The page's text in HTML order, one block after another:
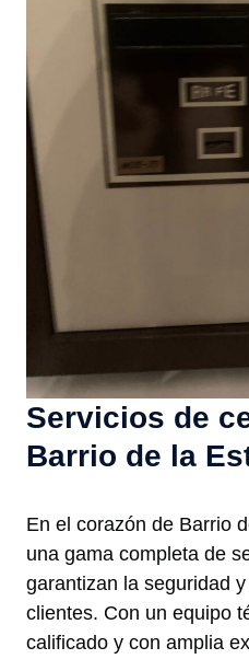
Servicios de
Barrio de la
En el corazón de Barrio
una gama completa de
garantizan la seguridad
clientes. Con un equipo
calificado y con amplia